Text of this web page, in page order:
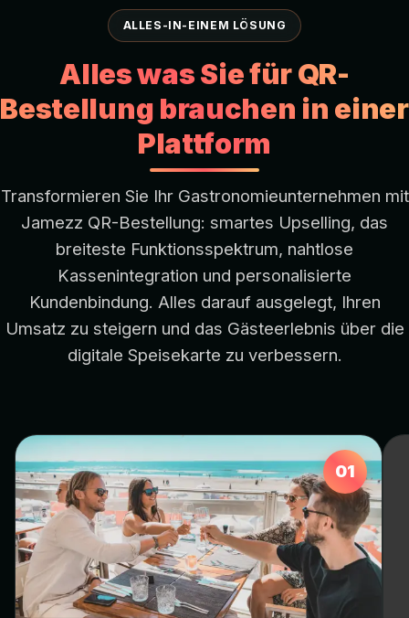
ALLES-IN-EINEM LÖSUNG
Alles was Sie für QR-
Bestellung brauchen in einer
Plattform
Transformieren Sie Ihr Gastronomieunternehmen mit
Jamezz QR-Bestellung: smartes Upselling, das
breiteste Funktionsspektrum, nahtlose
Kassenintegration und personalisierte
Kundenbindung. Alles darauf ausgelegt, Ihren
Umsatz zu steigern und das Gästeerlebnis über die
digitale Speisekarte zu verbessern.
01